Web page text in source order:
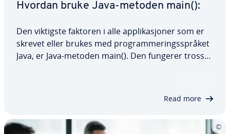
Hvordan bruke Java-metoden main():
Den viktigste faktoren i alle applikasjoner som er
skrevet eller brukes med programmeringsspråket
Java, er Java-metoden main(). Den fungerer tross
Read more